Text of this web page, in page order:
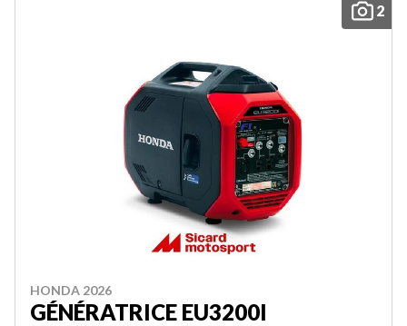
2
HONDA 2026
GÉNÉRATRICE EU3200I